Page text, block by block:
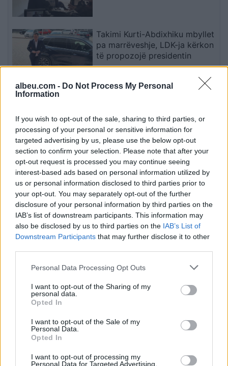
albeu.com - Do Not Process My Personal
Information
If you wish to opt-out of the sale, sharing to third parties, or
processing of your personal or sensitive information for
targeted advertising by us, please use the below opt-out
section to confirm your selection. Please note that after your
opt-out request is processed you may continue seeing
interest-based ads based on personal information utilized by
us or personal information disclosed to third parties prior to
your opt-out. You may separately opt-out of the further
disclosure of your personal information by third parties on the
IAB’s list of downstream participants. This information may
also be disclosed by us to third parties on the IAB’s List of
Downstream Participants that may further disclose it to other
Personal Data Processing Opt Outs
I want to opt-out of the Sharing of my
personal data.
Opted In
I want to opt-out of the Sale of my
Personal Data.
Opted In
I want to opt-out of processing my
Personal Data for Targeted Advertising.
Takimi Kurti-Abdixhiku mbyllet
pa marrëveshje, LDK-ja kërkon
të propozojë presidentin
triumfin në Ligën e Evropës
Esim for Global
Esim for USA|Esim for Italy| Esim for Spain|Esim